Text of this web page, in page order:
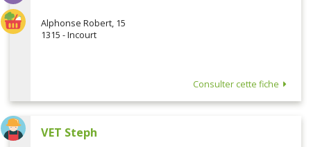
Alphonse Robert, 15
1315 - Incourt
Consulter cette fiche
VET Steph